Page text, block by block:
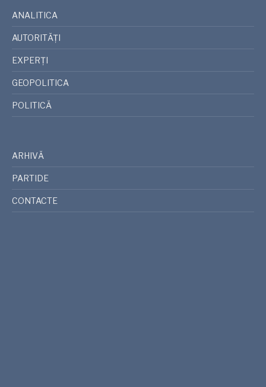
ANALITICA
AUTORITĂȚI
EXPERȚI
GEOPOLITICA
POLITICĂ
ARHIVĂ
PARTIDE
CONTACTE